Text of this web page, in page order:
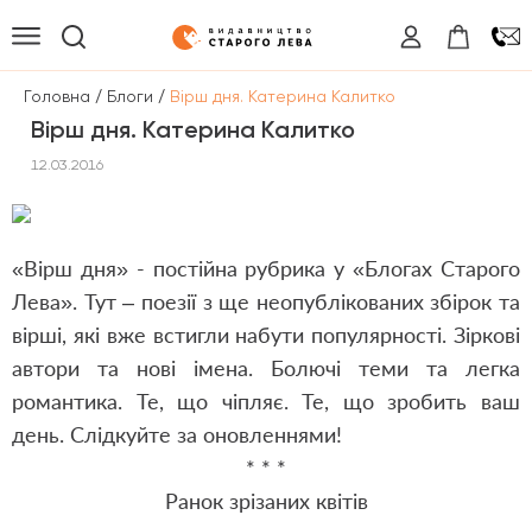
Головна / Блоги / Вірш дня. Катерина Калитко
Вірш дня. Катерина Калитко
12.03.2016
«Вірш дня» - постійна рубрика у «Блогах Старого
Лева». Тут – поезії з ще неопублікованих збірок та
вірші, які вже встигли набути популярності. Зіркові
автори та нові імена. Болючі теми та легка
романтика. Те, що чіпляє. Те, що зробить ваш
день. Слідкуйте за оновленнями!
* * *
Ранок зрізаних квітів